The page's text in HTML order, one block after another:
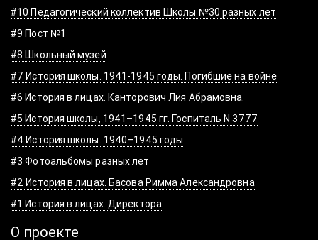
#10 Педагогический коллектив Школы №30 разных лет
#9 Пост №1
#8 Школьный музей
#7 История школы. 1941-1945 годы. Погибшие на войне
#6 История в лицах. Канторович Лия Абрамовна.
#5 История школы, 1941–1945 гг. Госпиталь N 3777
#4 История школы. 1940–1945 годы
#3 Фотоальбомы разных лет
#2 История в лицах. Басова Римма Александровна
#1 История в лицах. Директора
О проекте